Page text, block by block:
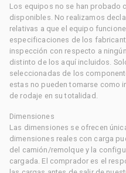
Los equipos no se han probado
disponibles. No realizamos
relativas a que el equipo
especificaciones de los
inspección con respecto a
distinto de los aquí incluidos.
seleccionadas de los
estas no pueden tomarse como
de rodaje en su totalidad.
Dimensiones
Las dimensiones se ofrecen
dimensiones reales con carga
del camión/remolque y la
cargada. El comprador es el